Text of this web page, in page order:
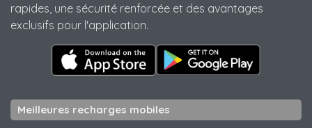
rapides, une sécurité renforcée et des avantages
exclusifs pour l'application.
Meilleures recharges mobiles